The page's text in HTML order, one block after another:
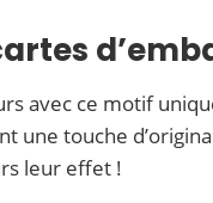
avec ce motif
une touche
leur effet !